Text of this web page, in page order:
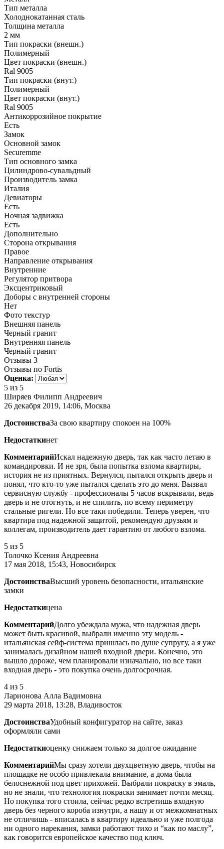
Тип металла
Холоднокатанная сталь
Толщина металла
2 мм
Тип покраски (внешн.)
Полимерный
Цвет покраски (внешн.)
Ral 9005
Тип покраски (внут.)
Полимерный
Цвет покраски (внут.)
Ral 9005
Антикоррозийное покрытие
Есть
Замок
Основной замок
Securemme
Тип основного замка
Цилиндрово-сувальдный
Производитель замка
Италия
Девиаторы
Есть
Ночная задвижка
Есть
Дополнительно
Сторона открывания
Правое
Направление открывания
Внутренние
Регулятор притвора
Эксцентриковый
Доборы с внутренней стороны
Нет
Фото текстур
Внешняя панель
Черный гранит
Внутренняя панель
Черный гранит
Отзывы 3
Отзывы по Fortis
Оценка:
5 из 5
Ширяев Филипп Андреевич
26 декабря 2019, 14:06, Москва
ДостоинстваЗа свою квартиру спокоен на 100%
Недостаткинет
КомментарийИскал надежную дверь, так как часто летаю в
командировки. И не зря, была попытка взлома квартиры,
история не из приятных. Вернулся, пытался открыть дверь и
понял, что кто-то уже пытался сделать это до меня. Вызвал
сервисную службу - профессионалы 5 часов вскрывали, ведь
дверь и не отогнуть, и не спилить, по всему периметру
стальные ригели. Но все таки победили. Теперь уверен, что
квартира под надежной защитой, рекомендую друзьям и
коллегам, производитель дает гарантию от любого взлома.
5 из 5
Толочко Ксения Андреевна
17 мая 2018, 15:43, Новосибирск
ДостоинстваВысший уровень безопасности, итальянские
замки
Недостаткицена
КомментарийДолго убеждала мужа, что надежная дверь
может быть красивой, выбрали именно эту модель -
итальянская сейф-система пришлась по душе супругу, а я уже
занималась дизайном нашей входной двери. Конечно, это
вышло дороже, чем планировали изначально, но все таки
входная дверь - это покупка очень долгосрочная.
4 из 5
Ларионова Алла Вадимовна
29 марта 2018, 13:28, Владивосток
ДостоинстваУдобный конфигуратор на сайте, заказ
оформляли сами
Недостаткиоценку снижаем только за долгое ожидание
КомментарийМы сразу хотели двухцветную дверь, чтобы на
площадке не особо привлекала внимание, а дома была
белоснежной под цвет прихожей. Выбрали покраску в эмаль,
но не знали, что технология покраски занимает почти месяц.
Но покупка того стоила, сейчас редко встретишь входную
дверь без черного короба изнутри, а нашу и от межкомнатных
не отличишь - вписалась в квартиру идеально и уже полгода
ни одного нарекания, замки работают тихо и “как по маслу”,
как говорится европейское качество под ключ.